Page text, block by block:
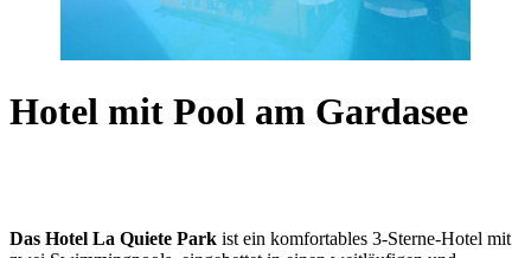
Hotel mit Pool am Gardasee
Das Hotel La Quiete Park ist ein komfortables 3-Sterne-Hotel mit